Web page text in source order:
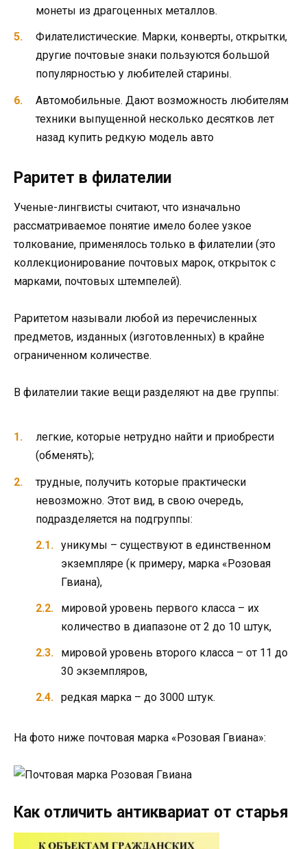
монеты из драгоценных металлов.
Филателистические. Марки, конверты, открытки,
другие почтовые знаки пользуются большой
популярностью у любителей старины.
Автомобильные. Дают возможность любителям
техники выпущенной несколько десятков лет
назад купить редкую модель авто
Раритет в филателии
Ученые-лингвисты считают, что изначально
рассматриваемое понятие имело более узкое
толкование, применялось только в филателии (это
коллекционирование почтовых марок, открыток с
марками, почтовых штемпелей).
Раритетом называли любой из перечисленных
предметов, изданных (изготовленных) в крайне
ограниченном количестве.
В филателии такие вещи разделяют на две группы:
легкие, которые нетрудно найти и приобрести
(обменять);
трудные, получить которые практически
невозможно. Этот вид, в свою очередь,
подразделяется на подгруппы:
уникумы – существуют в единственном
экземпляре (к примеру, марка «Розовая
Гвиана),
мировой уровень первого класса – их
количество в диапазоне от 2 до 10 штук,
мировой уровень второго класса – от 11 до
30 экземпляров,
редкая марка – до 3000 штук.
На фото ниже почтовая марка «Розовая Гвиана»:
Как отличить антиквариат от старья